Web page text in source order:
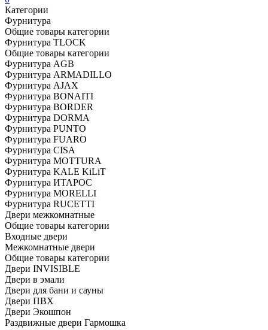
Категории
Фурнитура
Общие товары категории
Фурнитура TLOCK
Общие товары категории
Фурнитура AGB
Фурнитура ARMADILLO
Фурнитура AJAX
Фурнитура BONAITI
Фурнитура BORDER
Фурнитура DORMA
Фурнитура PUNTO
Фурнитура FUARO
Фурнитура CISA
Фурнитура MOTTURA
Фурнитура KALE KiLiT
Фурнитура ИТАРОС
Фурнитура MORELLI
Фурнитура RUCETTI
Двери межкомнатные
Общие товары категории
Входные двери
Межкомнатные двери
Общие товары категории
Двери INVISIBLE
Двери в эмали
Двери для бани и сауны
Двери ПВХ
Двери Экошпон
Раздвижные двери Гармошка